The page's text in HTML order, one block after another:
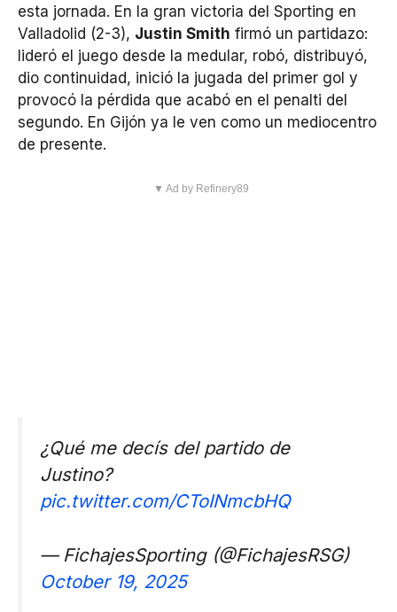
esta jornada. En la gran victoria del Sporting en
Valladolid (2-3), Justin Smith firmó un partidazo:
lideró el juego desde la medular, robó, distribuyó,
dio continuidad, inició la jugada del primer gol y
provocó la pérdida que acabó en el penalti del
segundo. En Gijón ya le ven como un mediocentro
de presente.
▼ Ad by Refinery89
¿Qué me decís del partido de
Justino?
pic.twitter.com/CToINmcbHQ
— FichajesSporting (@FichajesRSG)
October 19, 2025